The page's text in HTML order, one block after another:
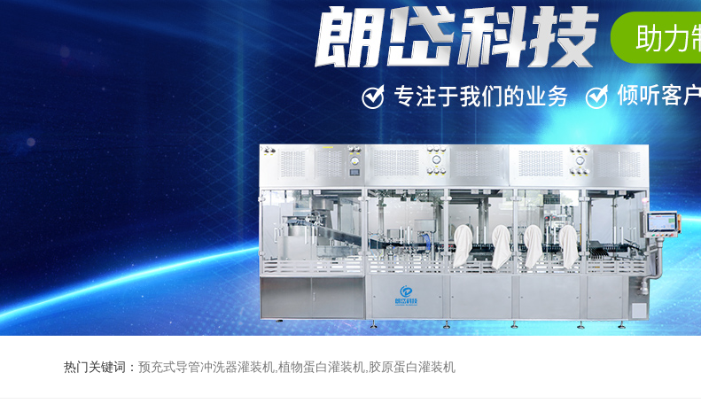
热门关键词： 预充式导管冲洗器灌装机,植物蛋白灌装机,胶原蛋白灌装机